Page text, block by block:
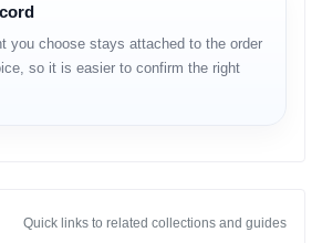
ভেতরে নিয়মিত মিউজিক শোনার জন্য ব্যবহার করা হয়।
সময় অডিও প্লেব্যাক চললেও আউটপুট স্থির থাকে।
টিউনিং ফিচারের কারণে সেটআপ পরিবর্তন হলেও প্লেব্যাক
you choose stays attached to the order
so it is easier to confirm the right
Quick links to related collections and guides